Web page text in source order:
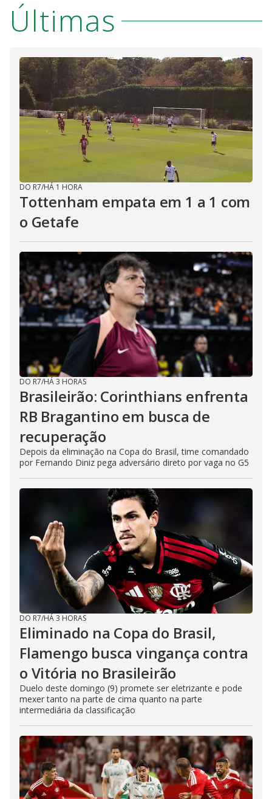
Últimas
DO R7/HÁ 1 HORA
Tottenham empata em 1 a 1 com
o Getafe
DO R7/HÁ 3 HORAS
Brasileirão: Corinthians enfrenta
RB Bragantino em busca de
recuperação
Depois da eliminação na Copa do Brasil, time comandado
por Fernando Diniz pega adversário direto por vaga no G5
DO R7/HÁ 3 HORAS
Eliminado na Copa do Brasil,
Flamengo busca vingança contra
o Vitória no Brasileirão
Duelo deste domingo (9) promete ser eletrizante e pode
mexer tanto na parte de cima quanto na parte
intermediária da classificação